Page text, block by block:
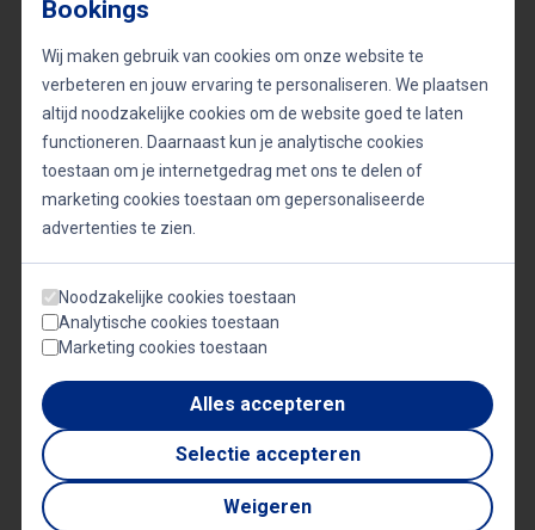
Onderwerpen
Burn-out & Stress Dagvoorzitterschap Geluk
Social Media Sprekers boeken
Veel gevraagde sprekers
Video's
Bookings
Wij maken gebruik van cookies om onze website te
verbeteren en jouw ervaring te personaliseren. We plaatsen
altijd noodzakelijke cookies om de website goed te laten
functioneren. Daarnaast kun je analytische cookies
toestaan om je internetgedrag met ons te delen of
marketing cookies toestaan om gepersonaliseerde
advertenties te zien.
Noodzakelijke cookies toestaan
Analytische cookies toestaan
Marketing cookies toestaan
Alles accepteren
Selectie accepteren
Weigeren